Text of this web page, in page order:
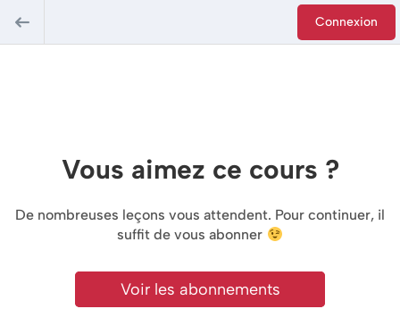
Connexion
Vous aimez ce cours ?
De nombreuses leçons vous attendent. Pour continuer, il
suffit de vous abonner
Voir les abonnements